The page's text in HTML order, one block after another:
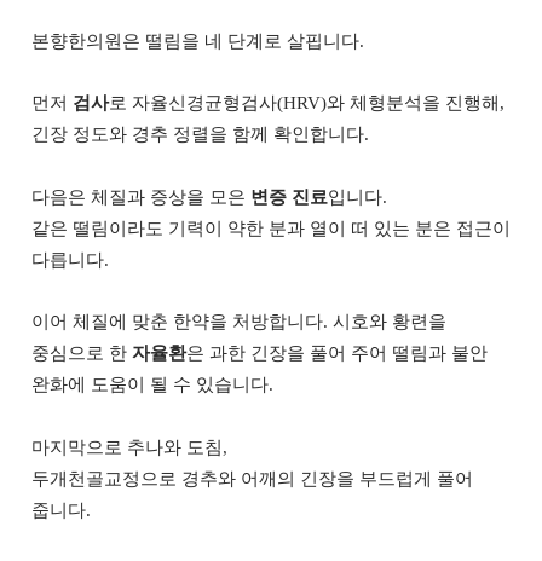
본향한의원은 떨림을 네 단계로 살핍니다.
먼저 검사로 자율신경균형검사(HRV)와 체형분석을 진행해,
긴장 정도와 경추 정렬을 함께 확인합니다.
다음은 체질과 증상을 모은 변증 진료입니다.
같은 떨림이라도 기력이 약한 분과 열이 떠 있는 분은 접근이
다릅니다.
이어 체질에 맞춘 한약을 처방합니다. 시호와 황련을
중심으로 한 자율환은 과한 긴장을 풀어 주어 떨림과 불안
완화에 도움이 될 수 있습니다.
마지막으로 추나와 도침,
두개천골교정으로 경추와 어깨의 긴장을 부드럽게 풀어
줍니다.